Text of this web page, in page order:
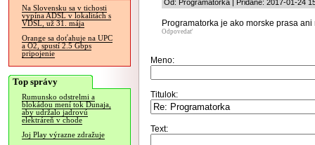
Na Slovensku sa v tichosti
vypína ADSL v lokalitách s
VDSL, už 31. mája
Orange sa doťahuje na UPC
a O2, spustí 2.5 Gbps
pripojenie
Top správy
Rumunsko odstrelmi a
blokádou mení tok Dunaja,
aby udržalo jadrovú
elektráreň v chode
Joj Play výrazne zdražuje
Od: Programatorka | Pridané: 2017-01-24
Programatorka je ako morske prasa
Odpovedať
Meno:
Titulok:
Text: